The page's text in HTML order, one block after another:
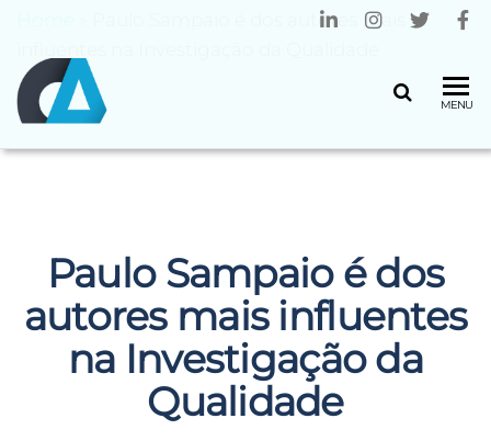
MENU
Paulo Sampaio é dos autores mais
Paulo Sampaio é dos
autores mais influentes
na Investigação da
Qualidade